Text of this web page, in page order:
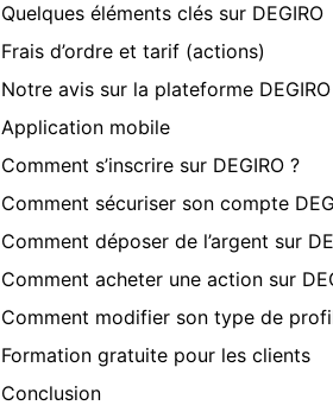
Quelques éléments clés sur DEGIRO
Frais d’ordre et tarif (actions)
Notre avis sur la plateforme DEGIRO
Application mobile
Comment s’inscrire sur DEGIRO ?
Comment sécuriser son compte
Comment déposer de l’argent sur
Comment acheter une action sur
Comment modifier son type de
Formation gratuite pour les clients
Conclusion